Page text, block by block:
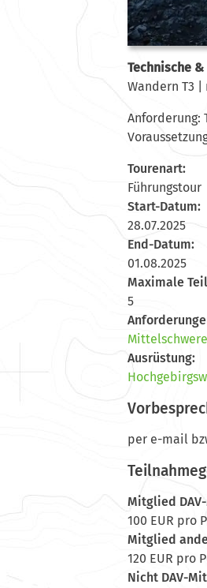
Technische
Wandern T3
Anforderung:
Tourenart:
Führungstour
Start-Datum:
28.07.2025
End-Datum:
01.08.2025
Maximale
5
Ausrüstung:
per e-mail
Mitglied
100 EUR pro
Mitglied
120 EUR pro
Nicht DAV-